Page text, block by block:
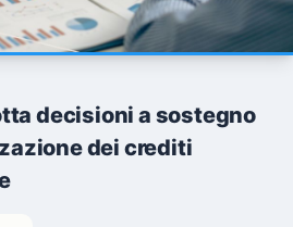
decisioni a sostegno
dei crediti